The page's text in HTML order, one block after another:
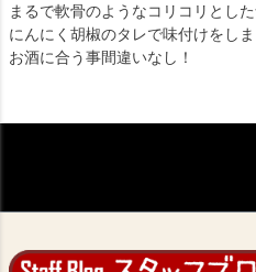
まるで軟骨のようなコリコリとし
にんにく胡椒のタレで味付けをしま
お酒に合う事間違いなし！